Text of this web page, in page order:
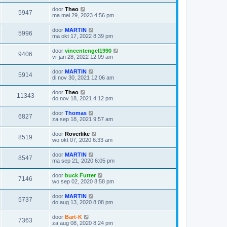
5947 door Theo
ma mei 29, 2023 4:56 pm
5996 door MARTIN
ma okt 17, 2022 8:39 pm
9406 door vincentengel1990
vr jan 28, 2022 12:09 am
5914 door MARTIN
di nov 30, 2021 12:06 am
11343 door Theo
do nov 18, 2021 4:12 pm
6827 door Thomas
za sep 18, 2021 9:57 am
8519 door Roverlike
wo okt 07, 2020 6:33 am
8547 door MARTIN
ma sep 21, 2020 6:05 pm
7146 door buck Futter
wo sep 02, 2020 8:58 pm
5737 door MARTIN
do aug 13, 2020 8:08 pm
7363 door Bart-K
za aug 08, 2020 8:24 pm